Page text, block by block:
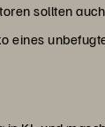
sollten
eines